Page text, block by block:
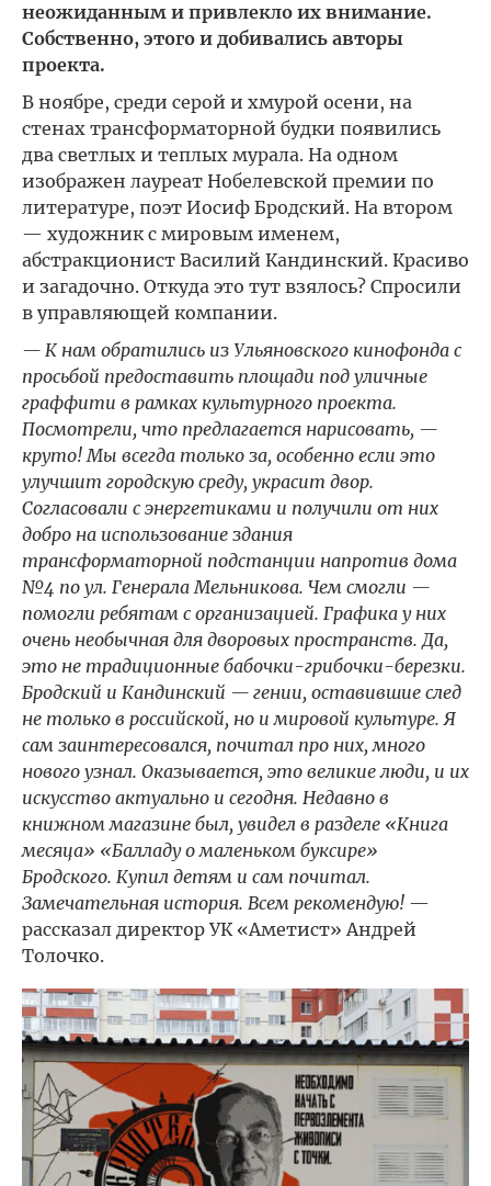
неожиданным и привлекло их внимание.
Собственно, этого и добивались авторы
проекта.
В ноябре, среди серой и хмурой осени, на
стенах трансформаторной будки появились
два светлых и теплых мурала. На одном
изображен лауреат Нобелевской премии по
литературе, поэт Иосиф Бродский. На втором
— художник с мировым именем,
абстракционист Василий Кандинский. Красиво
и загадочно. Откуда это тут взялось? Спросили
в управляющей компании.
— К нам обратились из Ульяновского кинофонда с
просьбой предоставить площади под уличные
граффити в рамках культурного проекта.
Посмотрели, что предлагается нарисовать, —
круто! Мы всегда только за, особенно если это
улучшит городскую среду, украсит двор.
Согласовали с энергетиками и получили от них
добро на использование здания
трансформаторной подстанции напротив дома
№4 по ул. Генерала Мельникова. Чем смогли —
помогли ребятам с организацией. Графика у них
очень необычная для дворовых пространств. Да,
это не традиционные бабочки-грибочки-березки.
Бродский и Кандинский — гении, оставившие след
не только в российской, но и мировой культуре. Я
сам заинтересовался, почитал про них, много
нового узнал. Оказывается, это великие люди, и их
искусство актуально и сегодня. Недавно в
книжном магазине был, увидел в разделе «Книга
месяца» «Балладу о маленьком буксире»
Бродского. Купил детям и сам почитал.
Замечательная история. Всем рекомендую! —
рассказал директор УК «Аметист» Андрей
Толочко.